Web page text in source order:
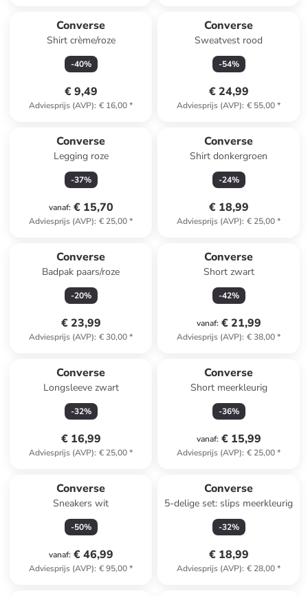
Converse
Shirt crème/roze
-40%
€ 9,49
Adviesprijs (AVP): € 16,00*
Converse
Sweatvest rood
-54%
€ 24,99
Adviesprijs (AVP): € 55,00*
Converse
Legging roze
-37%
vanaf: € 15,70
Adviesprijs (AVP): € 25,00*
Converse
Shirt donkergroen
-24%
€ 18,99
Adviesprijs (AVP): € 25,00*
Converse
Badpak paars/roze
-20%
€ 23,99
Adviesprijs (AVP): € 30,00*
Converse
Short zwart
-42%
vanaf: € 21,99
Adviesprijs (AVP): € 38,00*
Converse
Longsleeve zwart
-32%
€ 16,99
Adviesprijs (AVP): € 25,00*
Converse
Short meerkleurig
-36%
vanaf: € 15,99
Adviesprijs (AVP): € 25,00*
Converse
Sneakers wit
-50%
vanaf: € 46,99
Adviesprijs (AVP): € 95,00*
Converse
5-delige set: slips meerkleurig
-32%
€ 18,99
Adviesprijs (AVP): € 28,00*